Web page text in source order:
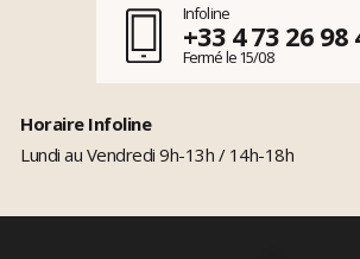
Infoline
+33 4 73 26 98
Fermé le 15/08
Horaire Infoline
Lundi au Vendredi 9h-13h / 14h-18h